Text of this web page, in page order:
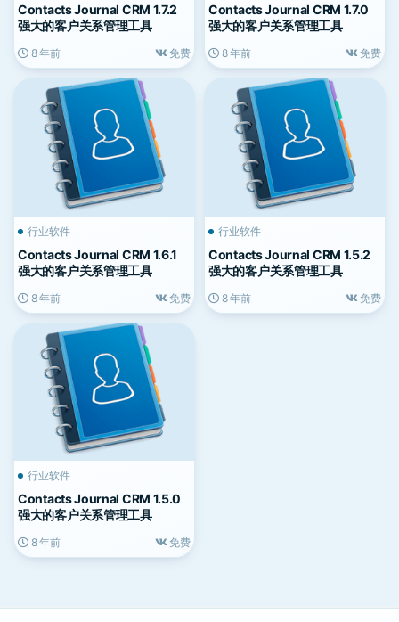
Contacts Journal CRM 1.7.2
强大的客户关系管理工具
8 年前 免费
Contacts Journal CRM 1.7.0
强大的客户关系管理工具
8 年前 免费
行业软件
Contacts Journal CRM 1.6.1
强大的客户关系管理工具
8 年前 免费
行业软件
Contacts Journal CRM 1.5.2
强大的客户关系管理工具
8 年前 免费
行业软件
Contacts Journal CRM 1.5.0
强大的客户关系管理工具
8 年前 免费